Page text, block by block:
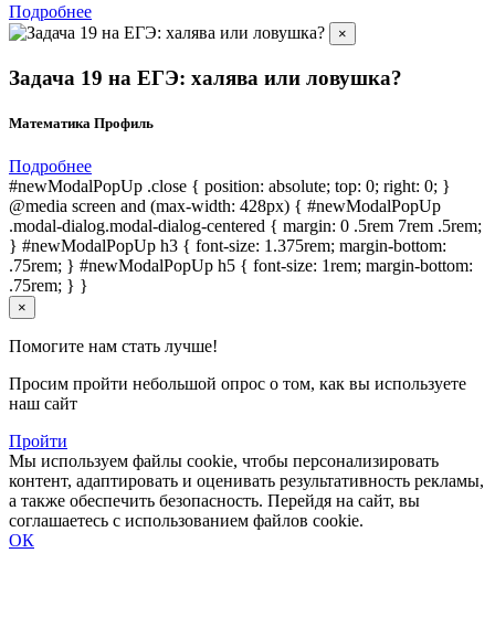
Подробнее
×
Задача 19 на ЕГЭ: халява или ловушка?
Математика Профиль
Подробнее
#newModalPopUp .close { position: absolute; top: 0; right: 0; }
@media screen and (max-width: 428px) { #newModalPopUp
.modal-dialog.modal-dialog-centered { margin: 0 .5rem 7rem .5rem;
} #newModalPopUp h3 { font-size: 1.375rem; margin-bottom:
.75rem; } #newModalPopUp h5 { font-size: 1rem; margin-bottom:
.75rem; } }
×
Помогите нам стать лучше!
Просим пройти небольшой опрос о том, как вы используете
наш сайт
Пройти
Мы используем файлы cookie, чтобы персонализировать
контент, адаптировать и оценивать результативность рекламы,
а также обеспечить безопасность. Перейдя на сайт, вы
соглашаетесь с использованием файлов cookie.
ОК